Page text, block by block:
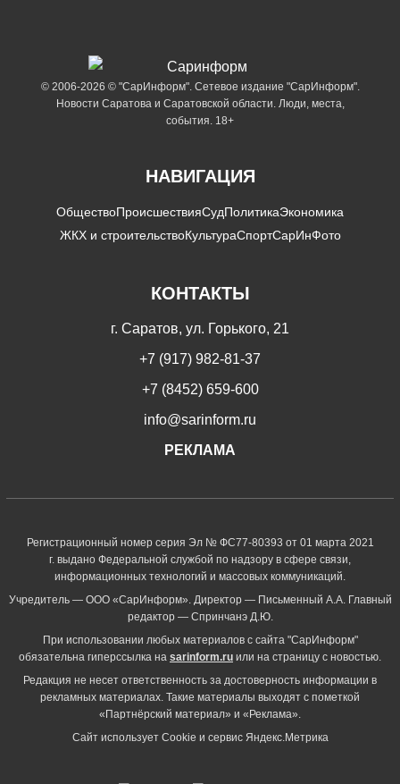
© 2006-2026 © "СарИнформ". Сетевое издание "СарИнформ".
Новости Саратова и Саратовской области. Люди, места,
события. 18+
НАВИГАЦИЯ
ОбществоПроисшествияСудПолитикаЭкономика
ЖКХ и строительствоКультураСпортСарИнФото
КОНТАКТЫ
г. Саратов, ул. Горького, 21
+7 (917) 982-81-37
+7 (8452) 659-600
info@sarinform.ru
РЕКЛАМА
Регистрационный номер серия Эл № ФС77-80393 от 01 марта 2021
г. выдано Федеральной службой по надзору в сфере связи,
информационных технологий и массовых коммуникаций.
Учредитель — ООО «СарИнформ». Директор — Письменный А.А. Главный
редактор — Спринчанэ Д.Ю.
При использовании любых материалов с сайта "СарИнформ"
обязательна гиперссылка на sarinform.ru или на страницу с новостью.
Редакция не несет ответственность за достоверность информации в
рекламных материалах. Такие материалы выходят с пометкой
«Партнёрский материал» и «Реклама».
Сайт использует Cookie и сервиc Яндекс.Метрика